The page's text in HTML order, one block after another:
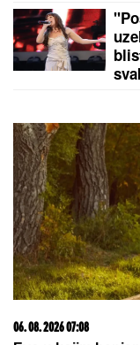
06. 08. 2026 07:08